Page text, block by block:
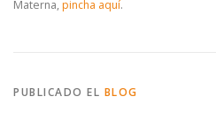
Materna, pincha aquí.
PUBLICADO EL BLOG